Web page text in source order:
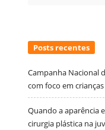
Posts recentes
Campanha Nacional
com foco em
Quando a aparência
cirurgia plástica na